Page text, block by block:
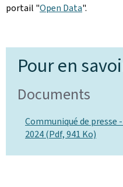
portail "Open Data".
Pour en
Documents
Communiqué de presse
2024 (Pdf, 941 Ko)